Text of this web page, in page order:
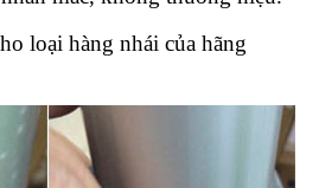
loại hàng nhái của hãng